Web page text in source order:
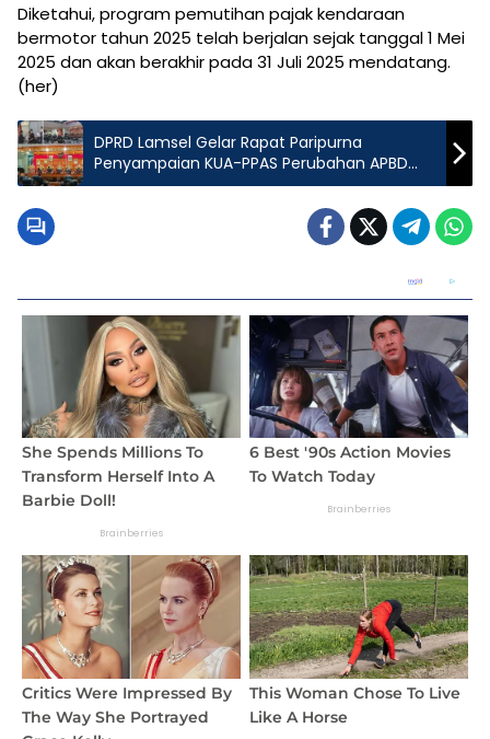
Diketahui, program pemutihan pajak kendaraan
bermotor tahun 2025 telah berjalan sejak tanggal 1 Mei
2025 dan akan berakhir pada 31 Juli 2025 mendatang.
(her)
DPRD Lamsel Gelar Rapat Paripurna
Penyampaian KUA-PPAS Perubahan APBD
Tahun Anggaran 2025